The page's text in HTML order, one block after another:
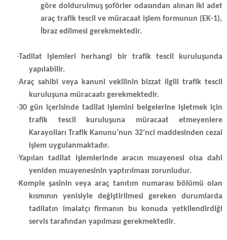
göre doldurulmuş şoförler odasından alınan iki adet
araç trafik tescil ve müracaat işlem formunun (EK-1),
İbraz edilmesi gerekmektedir.
·Tadilat işlemleri herhangi bir trafik tescil kuruluşunda
yapılabilir.
·Araç sahibi veya kanuni vekilinin bizzat ilgili trafik tescil
kuruluşuna müracaatı gerekmektedir.
·30 gün içerisinde tadilat işlemini belgelerine işletmek için
trafik tescil kuruluşuna müracaat etmeyenlere
Karayolları Trafik Kanunu’nun 32’nci maddesinden cezai
işlem uygulanmaktadır.
·Yapılan tadilat işlemlerinde aracın muayenesi olsa dahi
yeniden muayenesinin yaptırılması zorunludur.
·Komple şasinin veya araç tanıtım numarası bölümü olan
kısmının yenisiyle değiştirilmesi gereken durumlarda
tadilatın imalatçı firmanın bu konuda yetkilendirdiği
servis tarafından yapılması gerekmektedir.